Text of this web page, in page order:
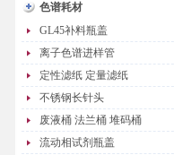
色谱耗材
GL45补料瓶盖
离子色谱进样管
定性滤纸 定量滤纸
不锈钢长针头
废液桶 法兰桶 堆码桶
流动相试剂瓶盖